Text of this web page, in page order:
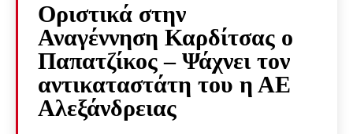
Οριστικά στην
Αναγέννηση Καρδίτσας ο
Παπατζίκος – Ψάχνει τον
αντικαταστάτη του η ΑΕ
Αλεξάνδρειας